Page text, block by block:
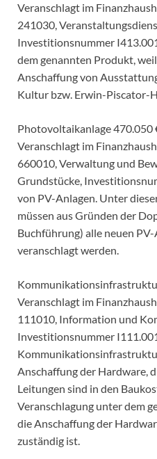
Veranschlagt im
241030,
Investitionsnummer
dem genannten Produkt,
Anschaffung von
Kultur bzw. Erwin-Piscator-
Photovoltaikanlage 470.050
Veranschlagt im
660010, Verwaltung und
Grundstücke,
von PV-Anlagen. Unter
müssen aus Gründen der
Buchführung) alle neuen
veranschlagt werden.
Veranschlagt im
111010, Information und
Investitionsnummer
Anschaffung der Hardware,
Leitungen sind in den
Veranschlagung unter dem
die Anschaffung der
zuständig ist.